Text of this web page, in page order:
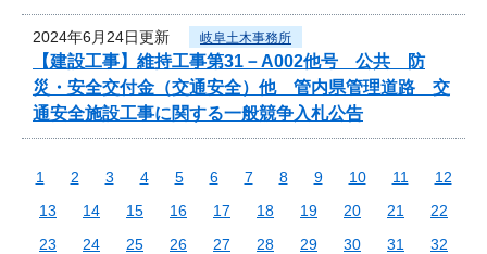
2024年6月24日更新 岐阜土木事務所
【建設工事】維持工事第31－A002他号 公共 防
災・安全交付金（交通安全）他 管内県管理道路 交
通安全施設工事に関する一般競争入札公告
1 2 3 4 5 6 7 8 9 10 11
12
13
14 15 16 17 18 19 20 21
22
23
24 25 26 27 28 29 30 31
32